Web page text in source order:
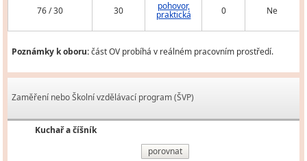
76 / 30 30 pohovor,
praktická 0 Ne
Poznámky k oboru:část OV probíhá v reálném pracovním prostředí.
Zaměření nebo Školní vzdělávací program (ŠVP)
Kuchař a číšník
porovnat